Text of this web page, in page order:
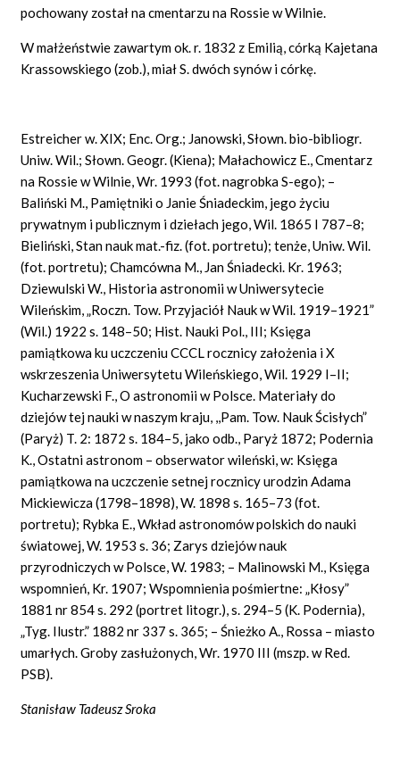
pochowany został na cmentarzu na Rossie w Wilnie.
W małżeństwie zawartym ok. r. 1832 z Emilią, córką Kajetana
Krassowskiego (zob.), miał S. dwóch synów i córkę.
Estreicher w. XIX; Enc. Org.; Janowski, Słown. bio-bibliogr.
Uniw. Wil.; Słown. Geogr. (Kiena); Małachowicz E., Cmentarz
na Rossie w Wilnie, Wr. 1993 (fot. nagrobka S-ego); –
Baliński M., Pamiętniki o Janie Śniadeckim, jego życiu
prywatnym i publicznym i dziełach jego, Wil. 1865 I 787–8;
Bieliński, Stan nauk mat.-fiz. (fot. portretu); tenże, Uniw. Wil.
(fot. portretu); Chamcówna M., Jan Śniadecki. Kr. 1963;
Dziewulski W., Historia astronomii w Uniwersytecie
Wileńskim, „Roczn. Tow. Przyjaciół Nauk w Wil. 1919–1921”
(Wil.) 1922 s. 148–50; Hist. Nauki Pol., III; Księga
pamiątkowa ku uczczeniu CCCL rocznicy założenia i X
wskrzeszenia Uniwersytetu Wileńskiego, Wil. 1929 I–II;
Kucharzewski F., O astronomii w Polsce. Materiały do
dziejów tej nauki w naszym kraju, ,,Pam. Tow. Nauk Ścisłych”
(Paryż) T. 2: 1872 s. 184–5, jako odb., Paryż 1872; Podernia
K., Ostatni astronom – obserwator wileński, w: Księga
pamiątkowa na uczczenie setnej rocznicy urodzin Adama
Mickiewicza (1798–1898), W. 1898 s. 165–73 (fot.
portretu); Rybka E., Wkład astronomów polskich do nauki
światowej, W. 1953 s. 36; Zarys dziejów nauk
przyrodniczych w Polsce, W. 1983; – Malinowski M., Księga
wspomnień, Kr. 1907; Wspomnienia pośmiertne: „Kłosy”
1881 nr 854 s. 292 (portret litogr.), s. 294–5 (K. Podernia),
„Tyg. Ilustr.” 1882 nr 337 s. 365; – Śnieżko A., Rossa – miasto
umarłych. Groby zasłużonych, Wr. 1970 III (mszp. w Red.
PSB).
Stanisław Tadeusz Sroka